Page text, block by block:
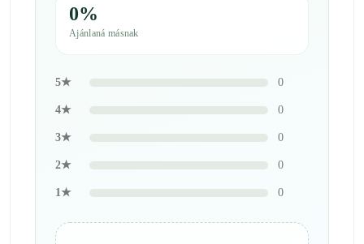
0%
Ajánlaná másnak
5★ 0
4★ 0
3★ 0
2★ 0
1★ 0